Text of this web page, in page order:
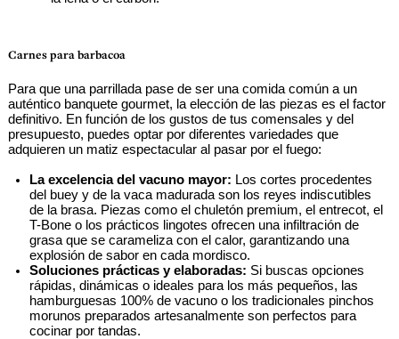
Carnes para barbacoa
Para que una parrillada pase de ser una comida común a un
auténtico banquete gourmet, la elección de las piezas es el factor
definitivo. En función de los gustos de tus comensales y del
presupuesto, puedes optar por diferentes variedades que
adquieren un matiz espectacular al pasar por el fuego:
La excelencia del vacuno mayor: Los cortes procedentes
del buey y de la vaca madurada son los reyes indiscutibles
de la brasa. Piezas como el chuletón premium, el entrecot, el
T-Bone o los prácticos lingotes ofrecen una infiltración de
grasa que se carameliza con el calor, garantizando una
explosión de sabor en cada mordisco.
Soluciones prácticas y elaboradas: Si buscas opciones
rápidas, dinámicas o ideales para los más pequeños, las
hamburguesas 100% de vacuno o los tradicionales pinchos
morunos preparados artesanalmente son perfectos para
cocinar por tandas.